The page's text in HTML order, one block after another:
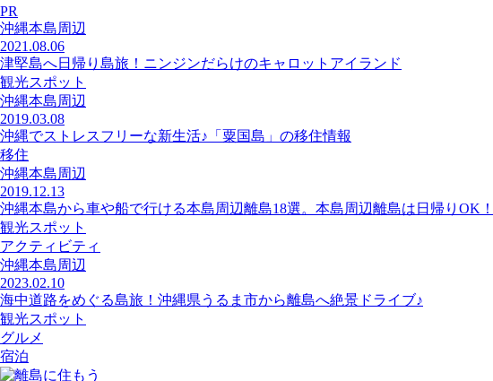
PR
沖縄本島周辺
2021.08.06
津堅島へ日帰り島旅！ニンジンだらけのキャロットアイランド
観光スポット
沖縄本島周辺
2019.03.08
沖縄でストレスフリーな新生活♪「粟国島」の移住情報
移住
沖縄本島周辺
2019.12.13
沖縄本島から車や船で行ける本島周辺離島18選。本島周辺離島は日帰りOK！
観光スポット
アクティビティ
沖縄本島周辺
2023.02.10
海中道路をめぐる島旅！沖縄県うるま市から離島へ絶景ドライブ♪
観光スポット
グルメ
宿泊